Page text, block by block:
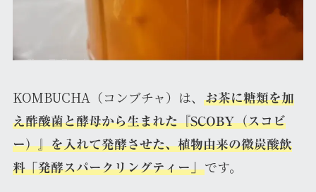
KOMBUCHA（コンブチャ）は、
お茶に糖類を加
え酢酸菌と酵母から生まれた『SCOBY（スコビ
ー）』を入れて発酵させた、植物由来の微炭酸飲
料「発酵スパークリングティー」です。